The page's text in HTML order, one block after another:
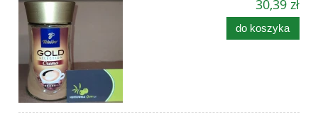
30,39 zł
do koszyka